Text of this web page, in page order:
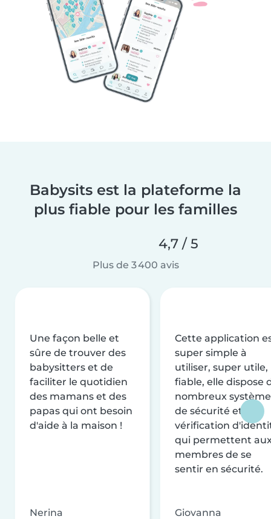
Babysits est la plateforme la
plus fiable pour les familles
4,7 / 5
Plus de 3 400 avis
Une façon belle et
sûre de trouver des
babysitters et de
faciliter le quotidien
des mamans et des
papas qui ont besoin
d'aide à la maison !
Nerina
Cette application
super simple à
utiliser, super utile,
fiable, elle dispose
nombreux
de sécurité et de
vérification
qui permettent
membres de se
sentir en sécurité.
Giovanna